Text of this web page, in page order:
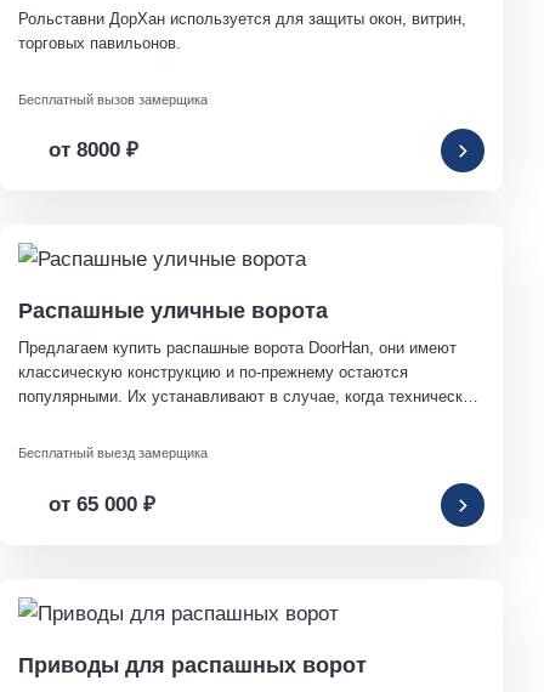
Рольставни ДорХан используется для защиты окон, витрин,
торговых павильонов.
Бесплатный вызов замерщика
от 8000₽
Распашные уличные ворота
Предлагаем купить распашные ворота DoorHan, они имеют
классическую конструкцию и по-прежнему остаются
популярными. Их устанавливают в случае, когда технически
Бесплатный выезд замерщика
от 65 000₽
Приводы для распашных ворот